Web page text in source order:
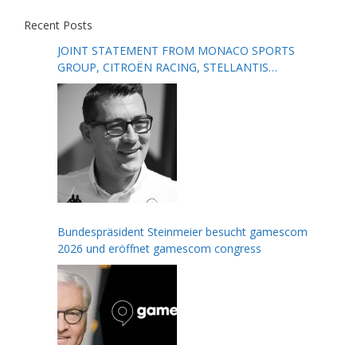
Recent Posts
JOINT STATEMENT FROM MONACO SPORTS
GROUP, CITROËN RACING, STELLANTIS
MOTORSPORT, FORMULA E AND THE FIA
Bundespräsident Steinmeier besucht gamescom
2026 und eröffnet gamescom congress